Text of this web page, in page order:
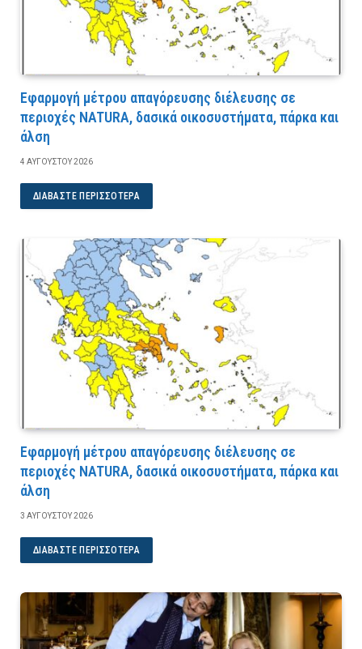
Εφαρμογή μέτρου απαγόρευσης διέλευσης σε
περιοχές NATURA, δασικά οικοσυστήματα, πάρκα και
άλση
4 ΑΥΓΟΎΣΤΟΥ 2026
ΔΙΑΒΆΣΤΕ ΠΕΡΙΣΣΌΤΕΡΑ
Εφαρμογή μέτρου απαγόρευσης διέλευσης σε
περιοχές NATURA, δασικά οικοσυστήματα, πάρκα και
άλση
3 ΑΥΓΟΎΣΤΟΥ 2026
ΔΙΑΒΆΣΤΕ ΠΕΡΙΣΣΌΤΕΡΑ